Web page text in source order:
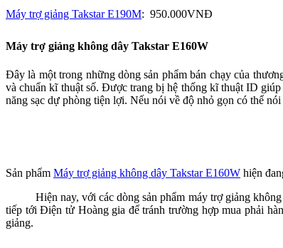
Máy trợ giảng Takstar E190M: 950.000VNĐ
Máy trợ giảng không dây Takstar E160W
Đây là một trong những dòng sản phẩm bán chạy của
và chuẩn kĩ thuật số. Được trang bị hệ thống kĩ thuật ID
năng sạc dự phòng tiện lợi. Nếu nói về độ nhỏ gọn có thể
Sản phẩm Máy trợ giảng không dây Takstar E160W hiện
Hiện nay, với các dòng sản phẩm máy trợ giảng không
tiếp tới Điện tử Hoàng gia để tránh trường hợp mua phải
giảng.